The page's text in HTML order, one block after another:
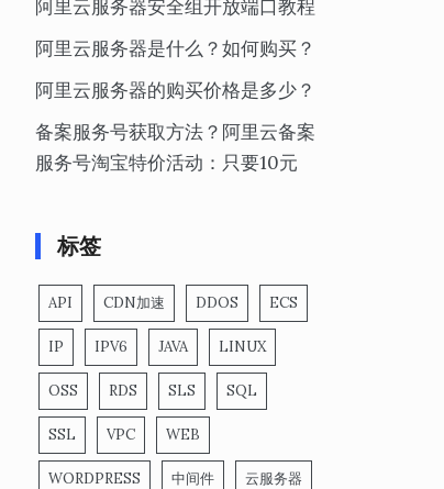
阿里云服务器安全组开放端口教程
阿里云服务器是什么？如何购买？
阿里云服务器的购买价格是多少？
备案服务号获取方法？阿里云备案
服务号淘宝特价活动：只要10元
标签
API CDN加速 DDOS ECS
IP IPV6 JAVA LINUX
OSS RDS SLS SQL
SSL VPC WEB
WORDPRESS 中间件 云服务器